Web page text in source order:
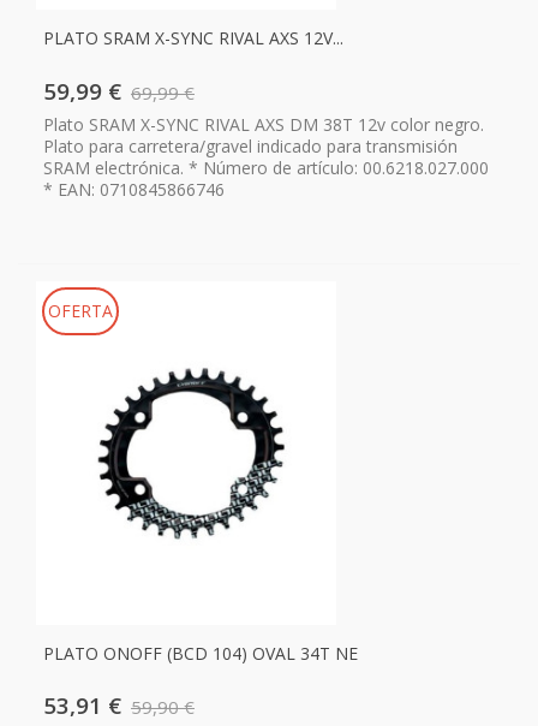
PLATO SRAM X-SYNC RIVAL AXS 12V...
59,99 € 69,99 €
Plato SRAM X-SYNC RIVAL AXS DM 38T 12v color negro.
Plato para carretera/gravel indicado para transmisión
SRAM electrónica. * Número de artículo: 00.6218.027.000
* EAN: 0710845866746
OFERTA
PLATO ONOFF (BCD 104) OVAL 34T NE
53,91 € 59,90 €